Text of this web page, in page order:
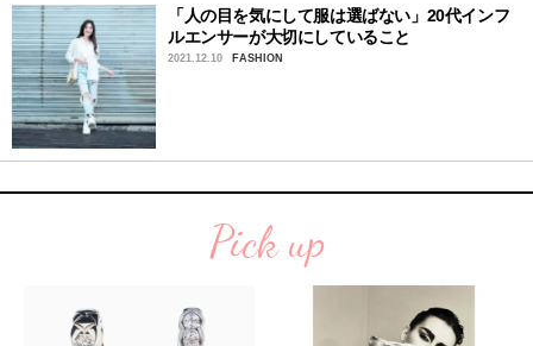
「人の目を気にして服は選ばない」20代インフ
ルエンサーが大切にしていること
2021.12.10 FASHION
Pick up